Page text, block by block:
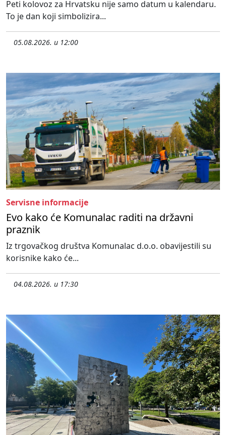
Peti kolovoz za Hrvatsku nije samo datum u kalendaru.
To je dan koji simbolizira...
05.08.2026. u 12:00
Servisne informacije
Evo kako će Komunalac raditi na državni
praznik
Iz trgovačkog društva Komunalac d.o.o. obavijestili su
korisnike kako će...
04.08.2026. u 17:30